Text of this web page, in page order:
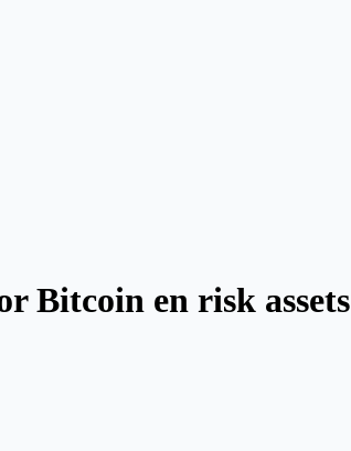
Bitcoin en risk assets